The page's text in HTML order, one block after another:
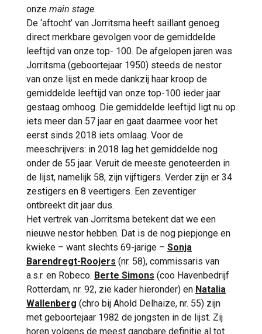
gevoel alleen maar versterkt. Het is een
mooie en levendige stad met zijn grachten,
leuke restaurants en internationale
gemeenschap.’
onze main stage.
De ‘aftocht’ van Jorritsma heeft saillant genoeg
direct merkbare gevolgen voor de gemiddelde
leeftijd van onze top- 100. De afgelopen jaren was
Jorritsma (geboortejaar 1950) steeds de nestor
van onze lijst en mede dankzij haar kroop de
gemiddelde leeftijd van onze top-100 ieder jaar
gestaag omhoog. Die gemiddelde leeftijd ligt nu op
iets meer dan 57 jaar en gaat daarmee voor het
eerst sinds 2018 iets omlaag. Voor de
meeschrijvers: in 2018 lag het gemiddelde nog
onder de 55 jaar. Veruit de meeste genoteerden in
de lijst, namelijk 58, zijn vijftigers. Verder zijn er 34
zestigers en 8 veertigers. Een zeventiger
ontbreekt dit jaar dus.
Het vertrek van Jorritsma betekent dat we een
nieuwe nestor hebben. Dat is de nog piepjonge en
kwieke – want slechts 69-jarige – Sonja
Barendregt-Roojers (nr. 58), commissaris van
a.s.r. en Robeco. Berte Simons (coo Havenbedrijf
Rotterdam, nr. 92, zie kader hieronder) en Natalia
Wallenberg (chro bij Ahold Delhaize, nr. 55) zijn
met geboortejaar 1982 de jongsten in de lijst. Zij
horen volgens de meest gangbare definitie al tot